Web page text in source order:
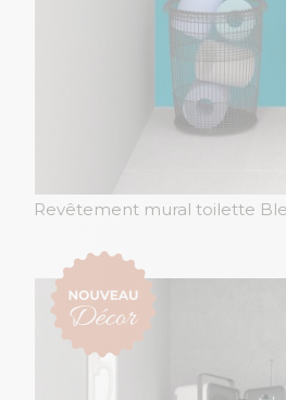
Revêtement mural toilette